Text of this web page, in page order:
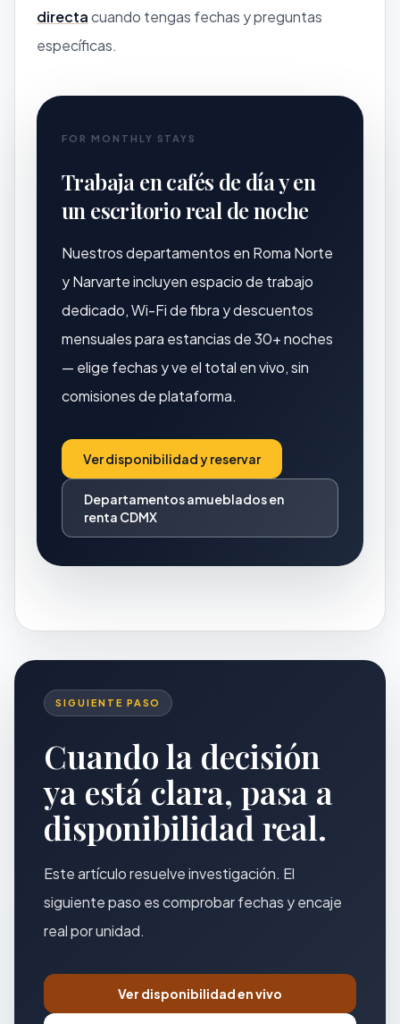
directacuando tengas fechas y preguntas
específicas.
FOR MONTHLY STAYS
Trabaja en cafés de día y en
un escritorio real de noche
Nuestros departamentos en Roma Norte
y Narvarte incluyen espacio de trabajo
dedicado, Wi-Fi de fibra y descuentos
mensuales para estancias de 30+ noches
— elige fechas y ve el total en vivo, sin
comisiones de plataforma.
Ver disponibilidad y reservar
Departamentos amueblados en
renta CDMX
SIGUIENTE PASO
Cuando la decisión
ya está clara, pasa a
disponibilidad real.
Este artículo resuelve investigación. El
siguiente paso es comprobar fechas y encaje
real por unidad.
Ver disponibilidad en vivo